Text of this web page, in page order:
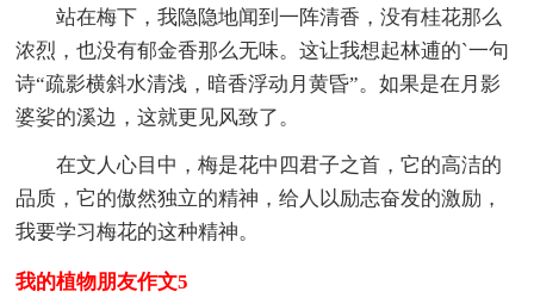
站在梅下，我隐隐地闻到一阵清香，没有桂花那么
浓烈，也没有郁金香那么无味。这让我想起林逋的`一句
诗“疏影横斜水清浅，暗香浮动月黄昏”。如果是在月影
婆娑的溪边，这就更见风致了。
在文人心目中，梅是花中四君子之首，它的高洁的
品质，它的傲然独立的精神，给人以励志奋发的激励，
我要学习梅花的这种精神。
我的植物朋友作文5